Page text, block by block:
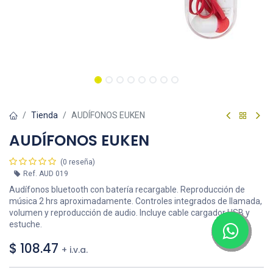
Tienda AUDÍFONOS EUKEN
AUDÍFONOS EUKEN
(0 reseña)
Ref. AUD 019
Audífonos bluetooth con batería recargable. Reproducción de
música 2 hrs aproximadamente. Controles integrados de llamada,
volumen y reproducción de audio. Incluye cable cargador USB y
estuche.
$ 108.47 + i.v.a.